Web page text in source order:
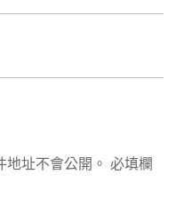
址不會公開。 必填欄